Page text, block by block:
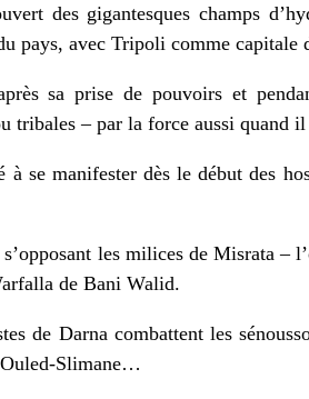
des gigantesques champs
pays, avec Tripoli comme capitale
sa prise de pouvoirs et
tribales – par la force aussi quand
à se manifester dès le début des
les milices de Misrata –
de Bani Walid.
de Darna combattent les